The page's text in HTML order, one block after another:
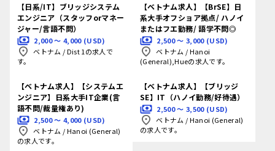
【日系/IT】ブリッジシステム
エンジニア（スタッフorマネー
ジャー/言語不問）
2,000 〜 4,000 (USD)
ベトナム /Dist 1の求人で
す。
【ベトナム求人】【BrSE】日
系大手オフショア拠点/ ハノイ
またはフエ勤務/ 語学不問◎
2,500 〜 3,000 (USD)
ベトナム /Hanoi
(General),Hueの求人です。
【ベトナム求人】【システムエ
ンジニア】日系大手IT企業(言
語不問/裁量権あり)
2,500 〜 4,000 (USD)
ベトナム /Hanoi (General)
の求人です。
【ベトナム求人】【ブリッジ
SE】IT（ハノイ勤務/好待遇）
2,500 〜 3,500 (USD)
ベトナム /Hanoi (General)
の求人です。